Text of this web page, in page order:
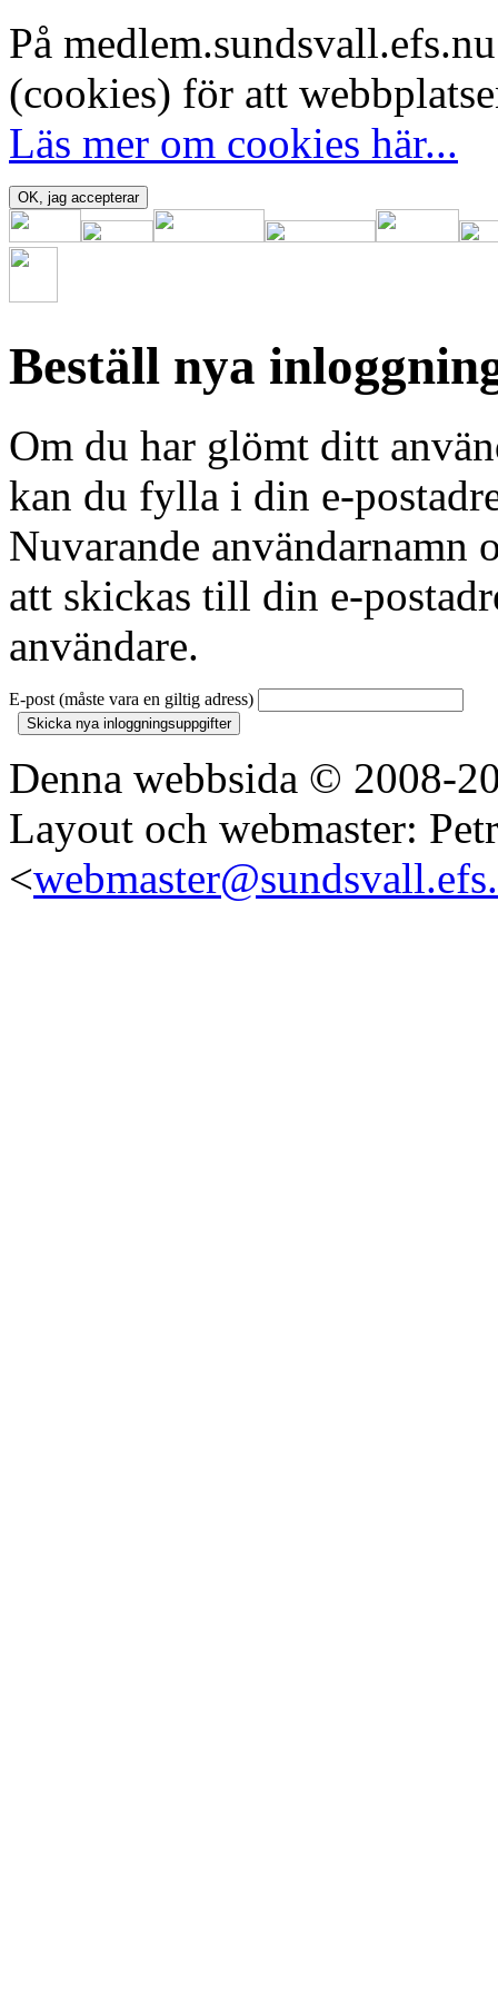
På
(cookies) för att
Läs mer om cookies här...
Beställ nya
Om du har glömt ditt
kan du fylla i din e-
Nuvarande användarnamn
att skickas till din e-
användare.
E-post (måste vara en giltig adress)
Denna webbsida © 2008-
Layout och webmaster:
<